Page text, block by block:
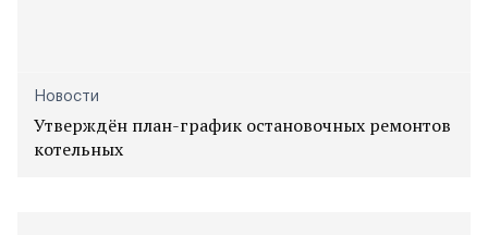
Новости
Утверждён план-график остановочных ремонтов
котельных